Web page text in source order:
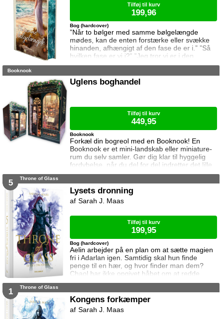
”Når to bølger med samme bølgelængde
mødes, kan de enten forstærke eller svække
hinanden, afhængigt af den fase de er i.” ”Så
hvilken fase er vi i?” ”Jeg tror vi er i den
samme fase.” To ting er vigtige for Elina da
sætte sin afdøde fars hus til salg. Salget skal
gå hurtigt, og hendes ophold skal være kort.
Bog (hardcover)
Tilføj til kurv
199,96
Booknook
Uglens boghandel
Forkæl din bogreol med en Booknook! En
Booknook er et mini-landskab eller miniature-
rum du selv samler. Gør dig klar til hyggelig
fordybelse, når du del for del indretter det lille
rum med de fineste detaljer. Med lukkede
og med det indbyggede lys, pynter den også i
mørke. I denne booknook går døren op og i til
uglens charmerende lille boghandel, som med
Booknook
Tilføj til kurv
449,95
5 Throne of Glass
Lysets dronning
Aelin arbejder på en plan om at sætte magien
fri i Adarlan igen. Samtidig skal hun finde
penge til en hær, og hvor finder man dem?
Chaol har ikke opgivet håbet om at redde
Dorian. Det bliver dog konstant sværere at
ønskedrøm, for prinsen lader til at have
opgivet kampen. Manon plages af
samvittighedskvaler og presses fra alle sider.
Bog (hardcover)
Sarah J. Maas
Tilføj til kurv
199,95
1 Throne of Glass
Kongens forkæmper
Sarah J. Maas